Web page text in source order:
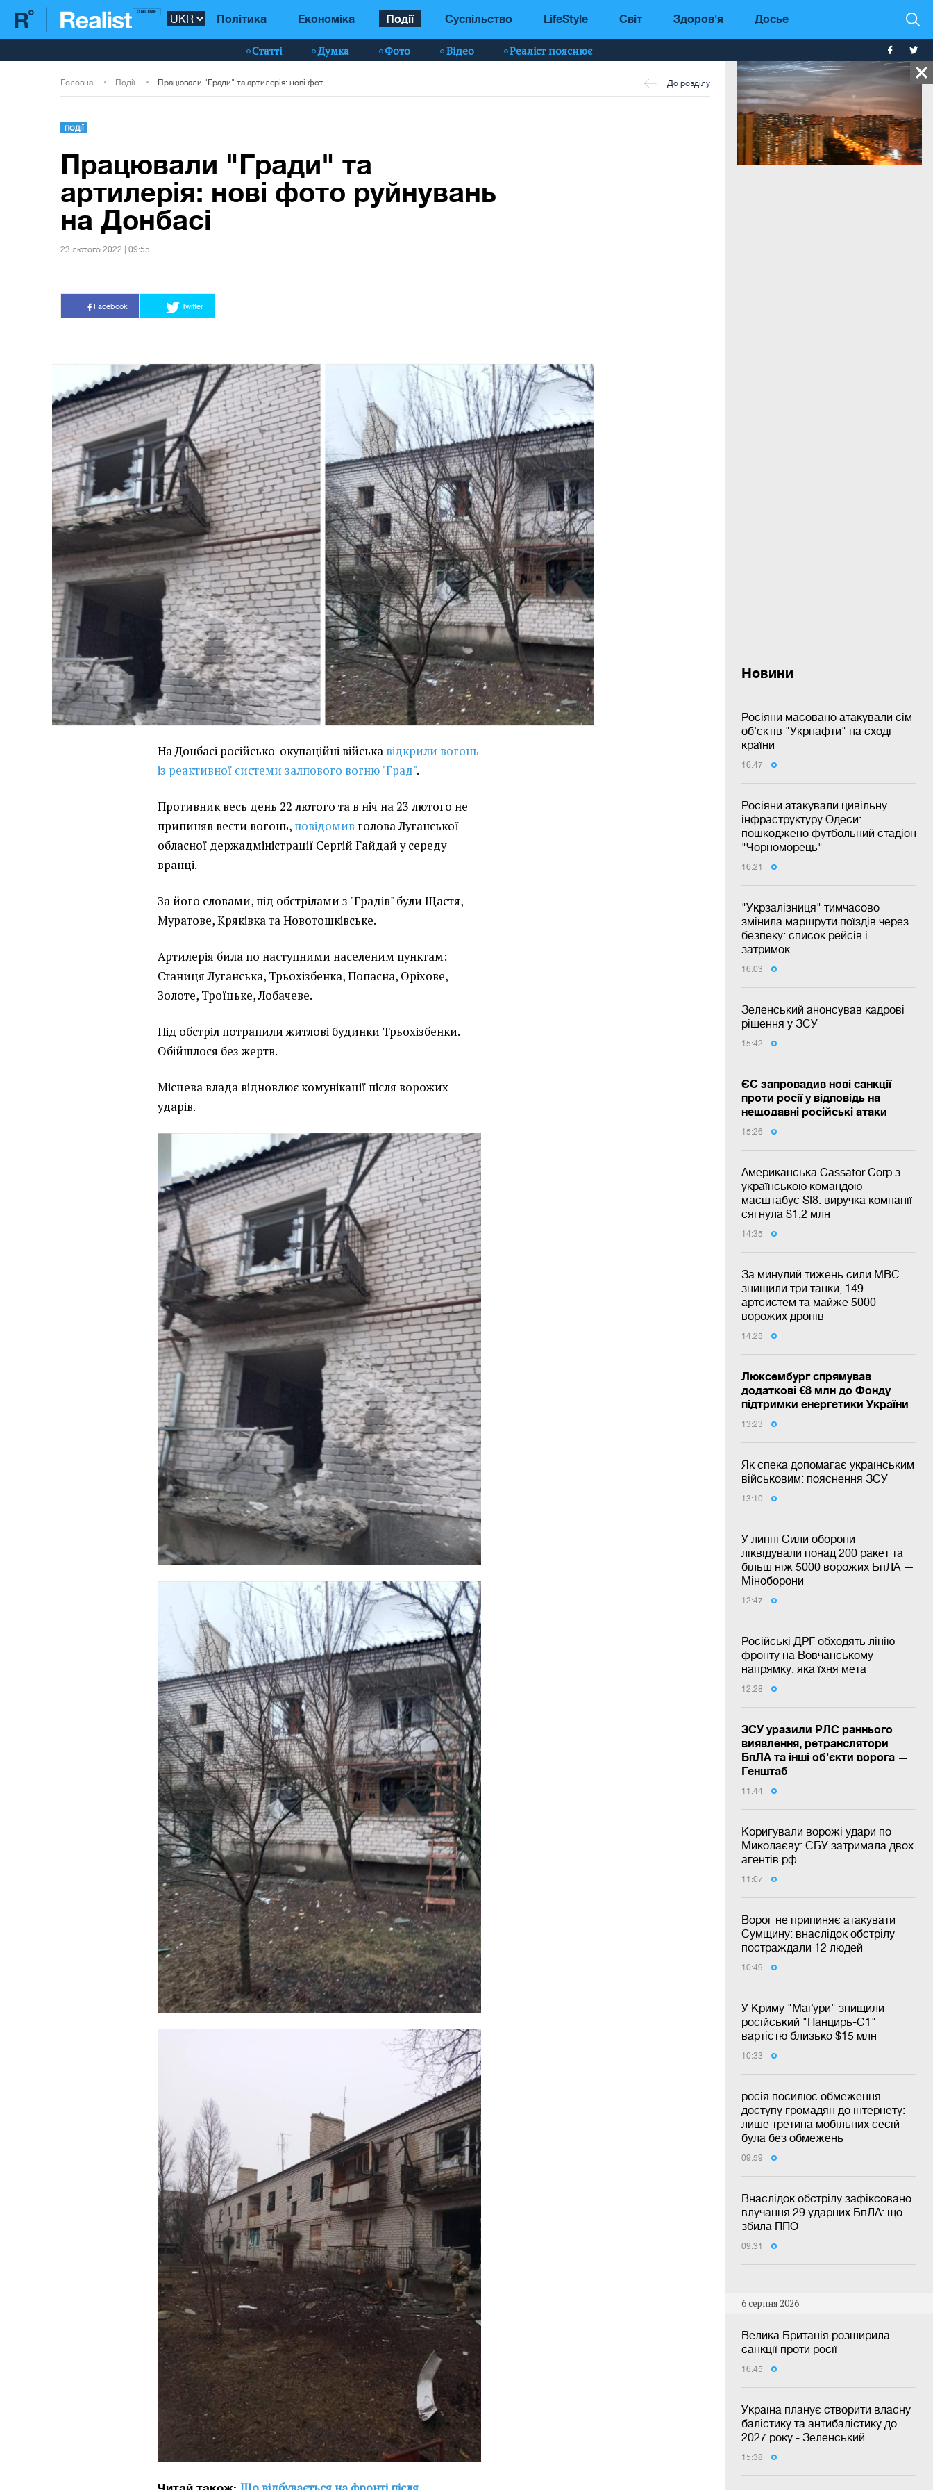
Політика Економіка Події Суспільство LifeStyle Світ Здоров'я Досье
Статті Думка Фото Відео Реаліст пояснює
Новини
Росіяни масовано атакували сім
об'єктів "Укрнафти" на сході
країни
16:47
Росіяни атакували цивільну
інфраструктуру Одеси:
пошкоджено футбольний стадіон
"Чорноморець"
16:21
"Укрзалізниця" тимчасово
змінила маршрути поїздів через
безпеку: список рейсів і
затримок
16:03
Зеленський анонсував кадрові
рішення у ЗСУ
15:42
ЄС запровадив нові санкції
проти росії у відповідь на
нещодавні російські атаки
15:26
Американська Cassator Corp з
українською командою
масштабує SI8: виручка компанії
сягнула $1,2 млн
14:35
За минулий тижень сили МВС
знищили три танки, 149
артсистем та майже 5000
ворожих дронів
14:25
Люксембург спрямував
додаткові €8 млн до Фонду
підтримки енергетики України
13:23
Як спека допомагає українським
військовим: пояснення ЗСУ
13:10
У липні Сили оборони
ліквідували понад 200 ракет та
більш ніж 5000 ворожих БпЛА —
Міноборони
12:47
Російські ДРГ обходять лінію
фронту на Вовчанському
напрямку: яка їхня мета
12:28
ЗСУ уразили РЛС раннього
виявлення, ретранслятори
БпЛА та інші об'єкти ворога —
Генштаб
11:44
Коригували ворожі удари по
Миколаєву: СБУ затримала двох
агентів рф
11:07
Ворог не припиняє атакувати
Сумщину: внаслідок обстрілу
постраждали 12 людей
10:49
У Криму "Маґури" знищили
російський "Панцирь-С1"
вартістю близько $15 млн
10:33
росія посилює обмеження
доступу громадян до інтернету:
лише третина мобільних сесій
була без обмежень
09:59
Внаслідок обстрілу зафіксовано
влучання 29 ударних БпЛА: що
збила ППО
09:31
6 серпня 2026
Велика Британія розширила
санкції проти росії
16:45
Україна планує створити власну
балістику та антибалістику до
2027 року - Зеленський
15:38
Головна Події До розділу
ПОДІЇ
Працювали "Гради" та
артилерія: нові фото руйнувань
на Донбасі
23 лютого 2022 | 09:55
Facebook Twitter
На Донбасі російсько-окупаційні війська відкрили вогонь
із реактивної системи залпового вогню "Град".
Противник весь день 22 лютого та в ніч на 23 лютого не
припиняв вести вогонь, повідомив голова Луганської
обласної держадміністрації Сергій Гайдай у середу
вранці.
За його словами, під обстрілами з "Градів" були Щастя,
Муратове, Кряківка та Новотошківське.
Артилерія била по наступними населеним пунктам:
Станиця Луганська, Трьохізбенка, Попасна, Оріхове,
Золоте, Троїцьке, Лобачеве.
Під обстріл потрапили житлові будинки Трьохізбенки.
Обійшлося без жертв.
Місцева влада відновлює комунікації після ворожих
ударів.